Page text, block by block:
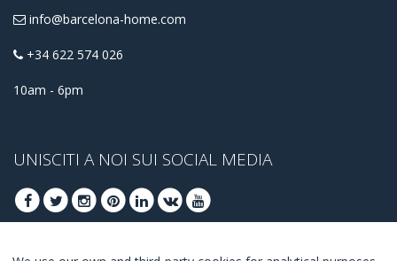
info@barcelona-home.com
+34 622 574 026
10am - 6pm
UNISCITI A NOI SUI SOCIAL MEDIA